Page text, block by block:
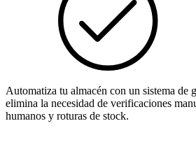
Automatiza tu almacén con un sistema de
elimina la necesidad de verificaciones
humanos y roturas de stock.